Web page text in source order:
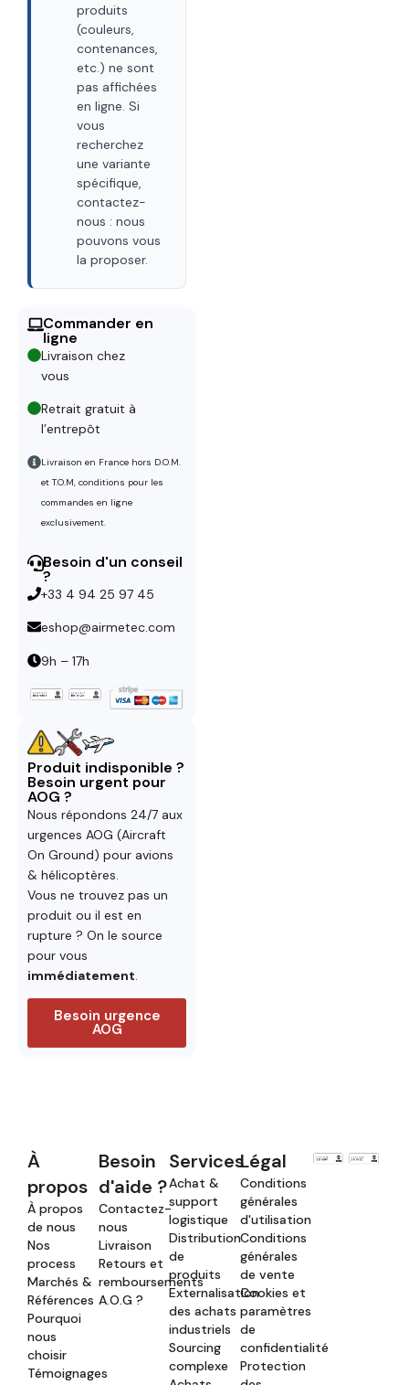
produits
(couleurs,
contenances,
etc.) ne sont
pas affichées
en ligne. Si
vous
recherchez
une variante
spécifique,
contactez-
nous : nous
pouvons vous
la proposer.
Commander en
ligne
Livraison chez
vous
Retrait gratuit à
l’entrepôt
Livraison en France hors D.O.M.
et T.O.M, conditions pour les
commandes en ligne
exclusivement.
Besoin d'un conseil
?
+33 4 94 25 97 45
eshop@airmetec.com
9h – 17h
Produit indisponible ?
Besoin urgent pour
AOG ?
Nous répondons 24/7 aux
urgences AOG (Aircraft
On Ground) pour avions
& hélicoptères.
Vous ne trouvez pas un
produit ou il est en
rupture ? On le source
pour vous
immédiatement.
Besoin urgence
AOG
À
propos
À propos
de nous
Nos
process
Marchés &
Références
Pourquoi
nous
choisir
Témoignages
Besoin
d'aide ?
Contactez-
nous
Livraison
Retours et
remboursements
A.O.G ?
Services
Achat &
support
logistique
Distribution
de
produits
Externalisation
des achats
industriels
Sourcing
complexe
Légal
Conditions
générales
d'utilisation
Conditions
générales
de vente
Cookies et
paramètres
de
confidentialité
Protection